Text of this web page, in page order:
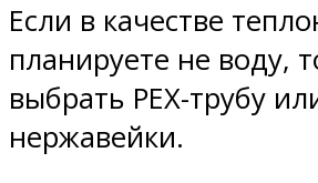
Если в качестве
планируете не воду,
выбрать PEX-трубу
нержавейки.